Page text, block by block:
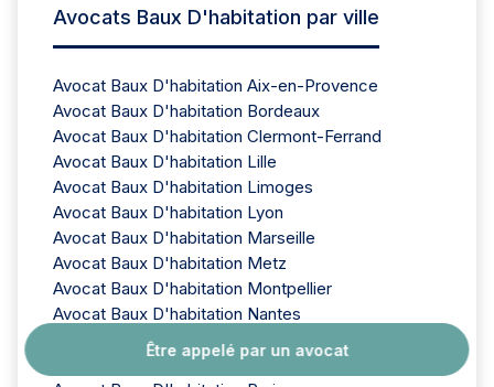
Être appelé par un avocat
Avocats Baux D'habitation par ville
Avocat Baux D'habitation Aix-en-Provence
Avocat Baux D'habitation Bordeaux
Avocat Baux D'habitation Clermont-Ferrand
Avocat Baux D'habitation Lille
Avocat Baux D'habitation Limoges
Avocat Baux D'habitation Lyon
Avocat Baux D'habitation Marseille
Avocat Baux D'habitation Metz
Avocat Baux D'habitation Montpellier
Avocat Baux D'habitation Nantes
Avocat Baux D'habitation Nice
Avocat Baux D'habitation Nîmes